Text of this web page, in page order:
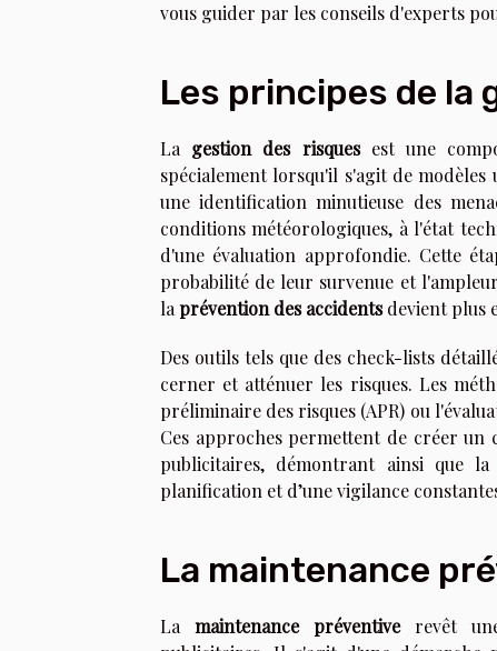
vous guider par les conseils d'experts
Les principes de la
La gestion des risquesest une
spécialement lorsqu'il s'agit de
une identification minutieuse des
conditions météorologiques, à l'état
d'une évaluation approfondie. Cette
probabilité de leur survenue et
laprévention des accidentsdevient plus
Des outils tels que des check-lists
cerner et atténuer les risques. Les
préliminaire des risques (APR) ou
Ces approches permettent de créer
publicitaires, démontrant ainsi que la
planification et d’une vigilance
La maintenance
La maintenance préventiverevêt une